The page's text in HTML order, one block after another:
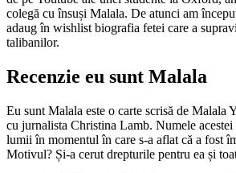
colegă cu însuși Malala. De atunci am
adaug în wishlist biografia fetei care a
talibanilor.
Recenzie eu sunt Malala
Eu sunt Malala este o carte scrisă de Malala
cu jurnalista Christina Lamb. Numele
lumii în momentul în care s-a aflat că a fost
Motivul? Și-a cerut drepturile pentru ea și